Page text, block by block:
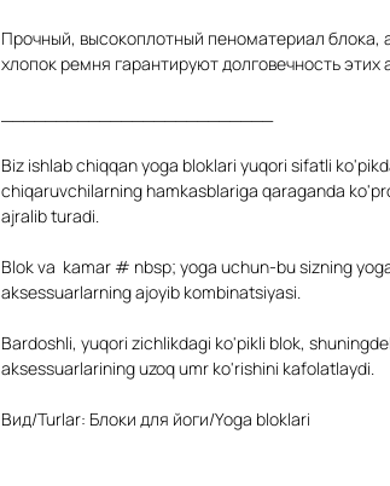
Прочный, высокоплотный пеноматериал блока,
хлопок ремня гарантируют долговечность этих
Biz ishlab chiqqan yoga bloklari yuqori sifatli
chiqaruvchilarning hamkasblariga qaraganda
ajralib turadi.
Blok va kamar # nbsp; yoga uchun-bu sizning
aksessuarlarning ajoyib kombinatsiyasi.
Bardoshli, yuqori zichlikdagi ko'pikli blok,
aksessuarlarining uzoq umr ko'rishini kafolatlaydi.
Вид/Turlar: Блоки для йоги/Yoga bloklari